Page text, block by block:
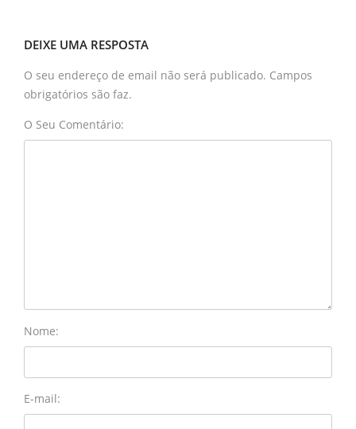
DEIXE UMA RESPOSTA
O seu endereço de email não será publicado. Campos
obrigatórios são faz.
O Seu Comentário:
Nome:
E-mail: